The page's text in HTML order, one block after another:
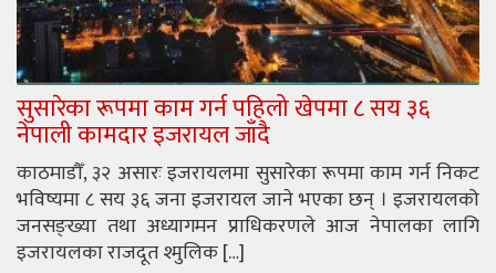
सुसारेका रूपमा काम गर्न पहिलो खेपमा ८ सय ३६
नेपाली कामदार इजरायल जाँदै
काठमाडौँ, ३२ असारः इजरायलमा सुसारेका रूपमा काम गर्न निकट
भविष्यमा ८ सय ३६ जना इजरायल जाने भएका छन् । इजरायलको
जनसङ्ख्या तथा अध्यागमन प्राधिकरणले आज नेपालका लागि
इजरायलका राजदूत श्मुलिक […]